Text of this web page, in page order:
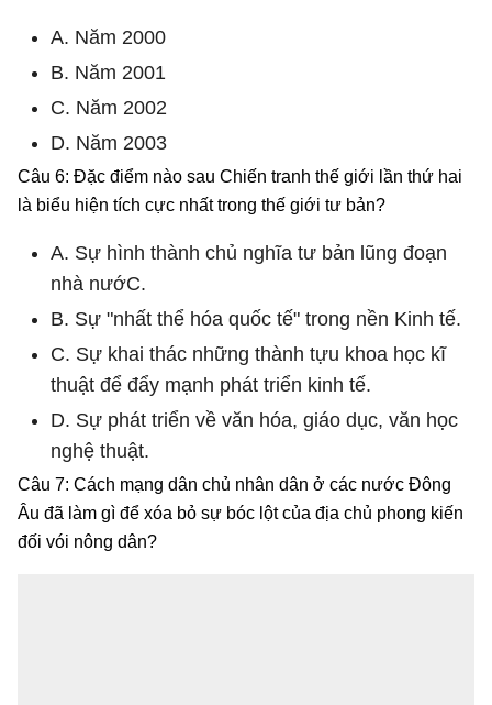
A. Năm 2000
B. Năm 2001
C. Năm 2002
D. Năm 2003
Câu 6: Đặc điểm nào sau Chiến tranh thế giới lần thứ hai
là biểu hiện tích cực nhất trong thế giới tư bản?
A. Sự hình thành chủ nghĩa tư bản lũng đoạn
nhà nướC.
B. Sự "nhất thể hóa quốc tế" trong nền Kinh tế.
C. Sự khai thác những thành tựu khoa học kĩ
thuật để đẩy mạnh phát triển kinh tế.
D. Sự phát triển về văn hóa, giáo dục, văn học
nghệ thuật.
Câu 7: Cách mạng dân chủ nhân dân ở các nước Đông
Âu đã làm gì để xóa bỏ sự bóc lột của địa chủ phong kiến
đối vói nông dân?